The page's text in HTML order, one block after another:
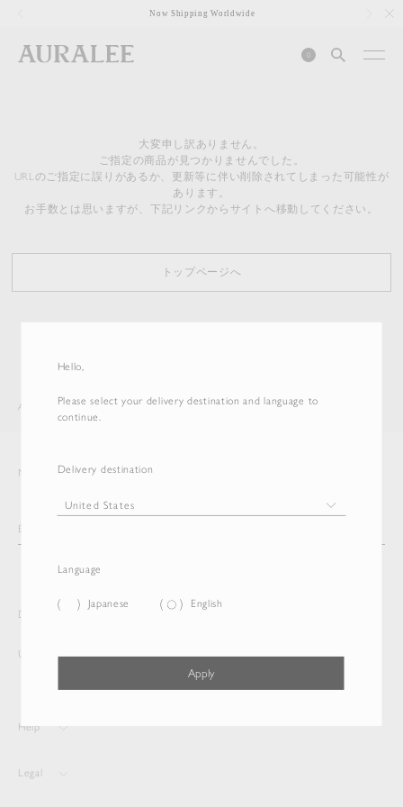
Hello,
Please select your delivery destination and language to
continue.
Delivery destination
Language
Japanese English
Apply
Now Shipping Worldwide
0
大変申し訳ありません。
ご指定の商品が見つかりませんでした。
URLのご指定に誤りがあるか、更新等に伴い削除されてしまった可能性が
あります。
お手数とは思いますが、下記リンクからサイトへ移動してください。
トップページへ
AURALEE ITEM
Newsletter
Delivery destination and Language
United States English
Help
Legal